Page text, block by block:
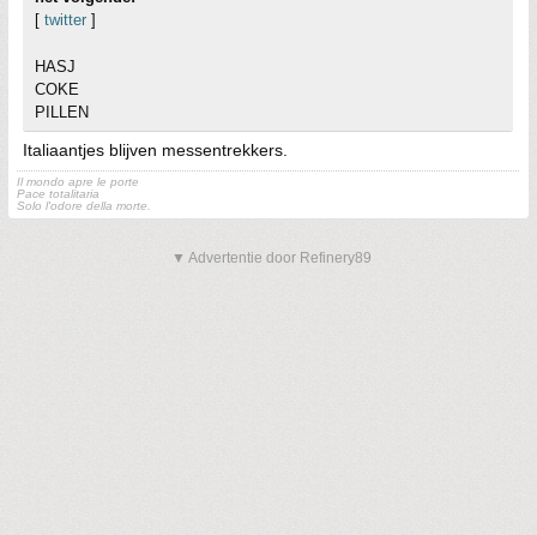
[ twitter ]
HASJ
COKE
PILLEN
Italiaantjes blijven messentrekkers.
Il mondo apre le porte
Pace totalitaria
Solo l'odore della morte.
▼ Advertentie door Refinery89